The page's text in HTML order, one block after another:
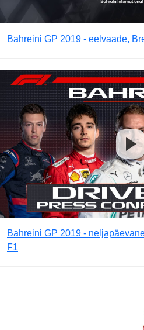
Bahreini GP 2019 - eelvaade,
Bahreini GP 2019 -
F1